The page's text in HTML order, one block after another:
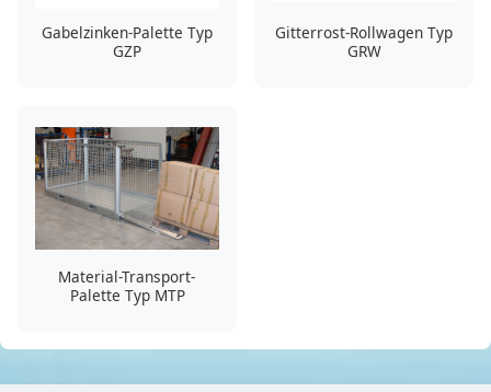
Gabelzinken-Palette Typ
GZP
Gitterrost-Rollwagen Typ
GRW
Material-Transport-
Palette Typ MTP